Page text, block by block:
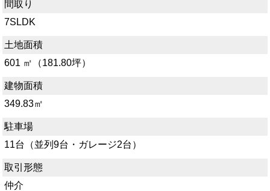
間取り
7SLDK
土地面積
601 ㎡（181.80坪）
建物面積
349.83㎡
駐車場
11台（並列9台・ガレージ2台）
取引形態
仲介